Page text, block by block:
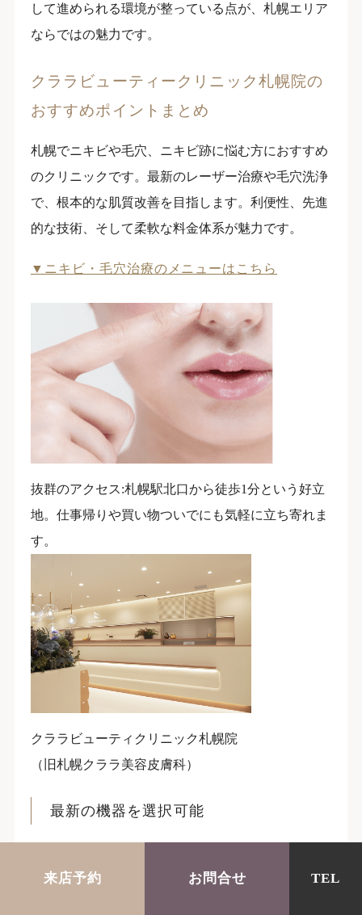
して進められる環境が整っている点が、札幌エリア
ならではの魅力です。
クララビューティークリニック札幌院の
おすすめポイントまとめ
札幌でニキビや毛穴、ニキビ跡に悩む方におすすめ
のクリニックです。最新のレーザー治療や毛穴洗浄
で、根本的な肌質改善を目指します。利便性、先進
的な技術、そして柔軟な料金体系が魅力です。
▼ニキビ・毛穴治療のメニューはこちら
抜群のアクセス:札幌駅北口から徒歩1分という好立
地。仕事帰りや買い物ついでにも気軽に立ち寄れま
す。
クララビューティクリニック札幌院
（旧札幌クララ美容皮膚科）
最新の機器を選択可能
じめ、ニキビ跡の凹凸改善に効果的な「
ピコフラク
来店予約 お問合せ TEL